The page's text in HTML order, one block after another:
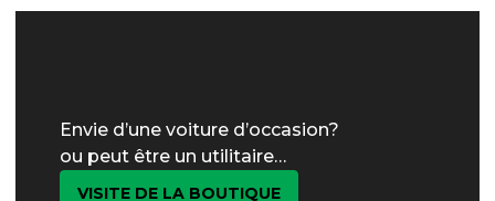
Envie d’une voiture d’occasion?
ou peut être un utilitaire…
VISITE DE LA BOUTIQUE